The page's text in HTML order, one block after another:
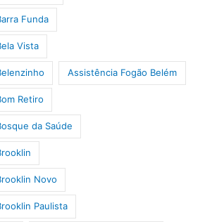
Funda
Vista
Assistência Fogão Belém
Retiro
da Saúde
Novo
Paulista